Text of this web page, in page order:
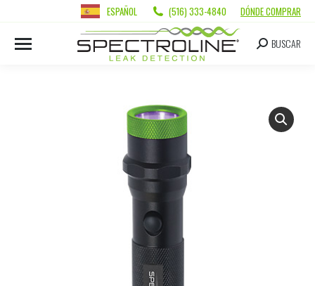
ESPAÑOL (516) 333-4840 DÓNDE COMPRAR
BUSCAR